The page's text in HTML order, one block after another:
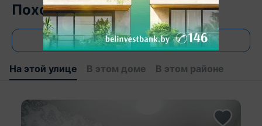
Похожие объекты
Все объявления
На этой улице В этом доме В этом районе